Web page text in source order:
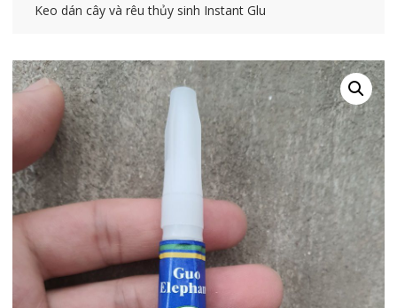
Keo dán cây và rêu thủy sinh Instant Glu